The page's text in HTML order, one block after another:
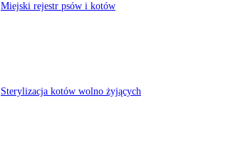
Miejski rejestr psów i kotów
Sterylizacja kotów wolno żyjących